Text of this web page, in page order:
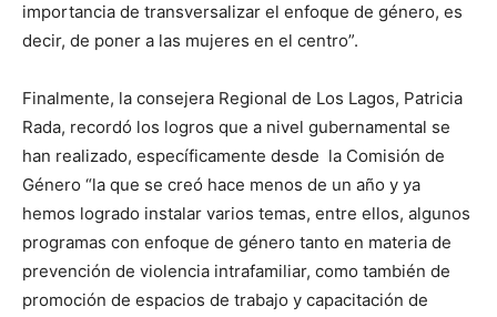
importancia de transversalizar el enfoque de género, es
decir, de poner a las mujeres en el centro”.
Finalmente, la consejera Regional de Los Lagos, Patricia
Rada, recordó los logros que a nivel gubernamental se
han realizado, específicamente desde la Comisión de
Género “la que se creó hace menos de un año y ya
hemos logrado instalar varios temas, entre ellos, algunos
programas con enfoque de género tanto en materia de
prevención de violencia intrafamiliar, como también de
promoción de espacios de trabajo y capacitación de